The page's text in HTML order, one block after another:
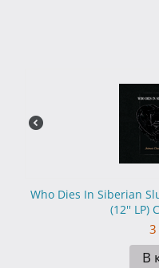
Who Dies In Siberian
(12'' LP)
3
В